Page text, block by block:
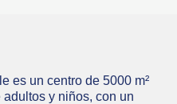
es un centro de 5000 m²
y niños, con un